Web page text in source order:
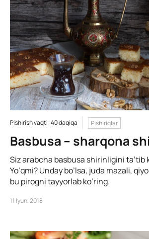
Pishirish vaqti: 40 daqiqa Pishiriqlar
Basbusa – sharqona
Siz arabcha basbusa shirinligini ta’tib
Yo’qmi? Unday bo’lsa, juda mazali,
bu pirogni tayyorlab ko’ring.
11 Iyun, 2018